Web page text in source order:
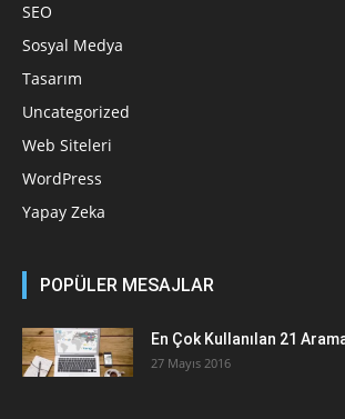
SEO
Sosyal Medya
Tasarım
Uncategorized
Web Siteleri
WordPress
Yapay Zeka
POPÜLER MESAJLAR
En Çok Kullanılan 21
27 Mayıs 2016